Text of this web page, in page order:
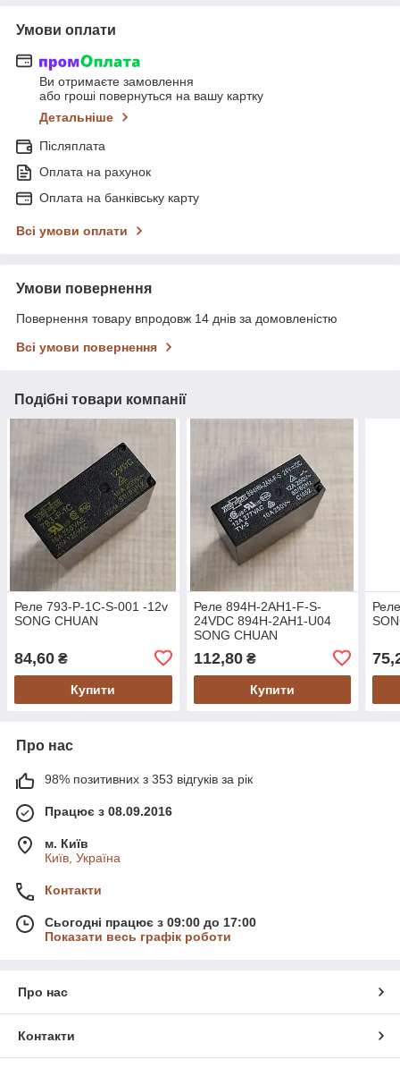
Умови оплати
Ви отримаєте замовлення
або гроші повернуться на вашу картку
Детальніше
Післяплата
Оплата на рахунок
Оплата на банківську карту
Всі умови оплати
Умови повернення
Повернення товару впродовж 14 днів за домовленістю
Всі умови повернення
Подібні товари компанії
Реле 793-P-1C-S-001 -12v
SONG CHUAN
84,60 ₴
Купити
Реле 894H-2AH1-F-S-
24VDC 894H-2AH1-U04
SONG CHUAN
112,80₴
Купити
Про нас
98% позитивних з 353 відгуків за рік
Працює з 08.09.2016
м. Київ
Київ, Україна
Контакти
Сьогодні працює з 09:00 до 17:00
Показати весь графік роботи
Про нас
Контакти